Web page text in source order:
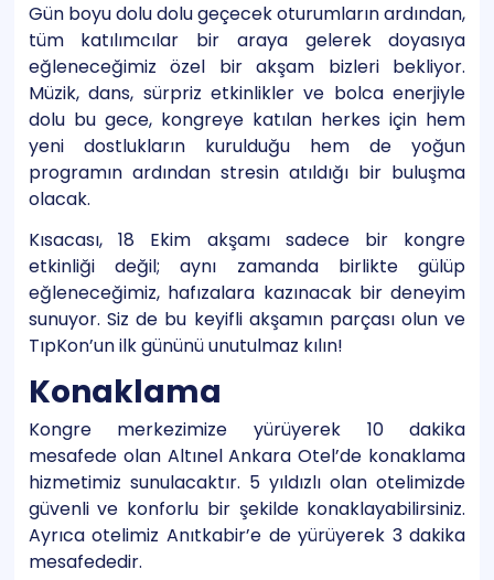
Gün boyu dolu dolu geçecek oturumların ardından,
tüm katılımcılar bir araya gelerek doyasıya
eğleneceğimiz özel bir akşam bizleri bekliyor.
Müzik, dans, sürpriz etkinlikler ve bolca enerjiyle
dolu bu gece, kongreye katılan herkes için hem
yeni dostlukların kurulduğu hem de yoğun
programın ardından stresin atıldığı bir buluşma
olacak.
Kısacası, 18 Ekim akşamı sadece bir kongre
etkinliği değil; aynı zamanda birlikte gülüp
eğleneceğimiz, hafızalara kazınacak bir deneyim
sunuyor. Siz de bu keyifli akşamın parçası olun ve
TıpKon’un ilk gününü unutulmaz kılın!
Konaklama
Kongre merkezimize yürüyerek 10 dakika
mesafede olan Altınel Ankara Otel’de konaklama
hizmetimiz sunulacaktır. 5 yıldızlı olan otelimizde
güvenli ve konforlu bir şekilde konaklayabilirsiniz.
Ayrıca otelimiz Anıtkabir’e de yürüyerek 3 dakika
mesafededir.